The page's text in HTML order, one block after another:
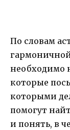
По словам
необходимо
которые
которыми
помогут
и понять, в